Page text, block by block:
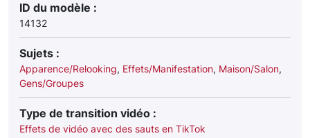
ID du modèle :
14132
Sujets :
Apparence/Relooking, Effets/Manifestation, Maison/Salon,
Gens/Groupes
Type de transition vidéo :
Effets de vidéo avec des sauts en TikTok